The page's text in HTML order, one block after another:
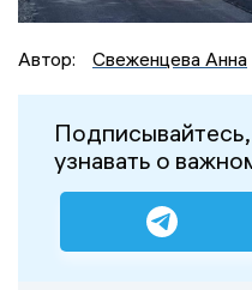
Автор: Свеженцева Анна
узнавать о